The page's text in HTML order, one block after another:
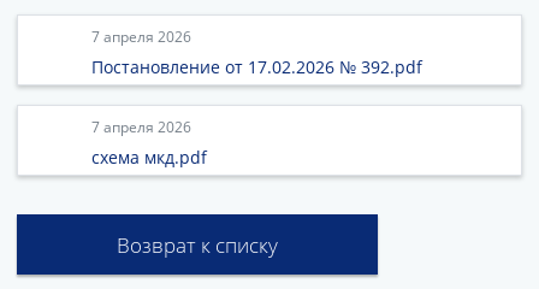
7 апреля 2026
Постановление от 17.02.2026 № 392.pdf
7 апреля 2026
схема мкд.pdf
Возврат к списку